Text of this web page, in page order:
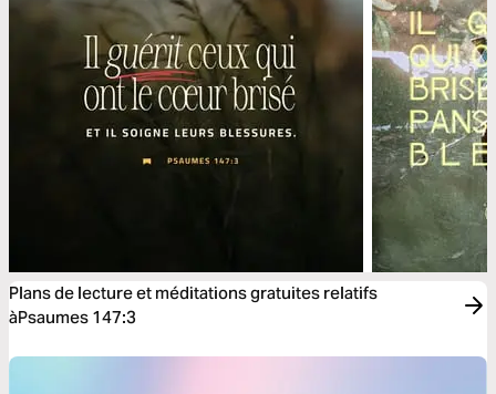
Plans de lecture et méditations gratuites relatifs
àPsaumes 147:3